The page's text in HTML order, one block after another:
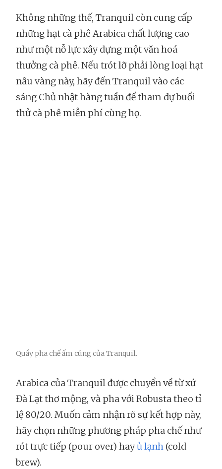
Không những thế, Tranquil còn cung cấp
những hạt cà phê Arabica chất lượng cao
như một nỗ lực xây dựng một văn hoá
thưởng cà phê. Nếu trót lỡ phải lòng loại hạt
nâu vàng này, hãy đến Tranquil vào các
sáng Chủ nhật hàng tuần để tham dự buổi
thử cà phê miễn phí cùng họ.
Quầy pha chế ấm cúng của Tranquil.
Arabica của Tranquil được chuyển về từ xứ
Đà Lạt thơ mộng, và pha với Robusta theo tỉ
lệ 80/20. Muốn cảm nhận rõ sự kết hợp này,
hãy chọn những phương pháp pha chế như
rót trực tiếp (pour over) hayủ lạnh (cold
brew).